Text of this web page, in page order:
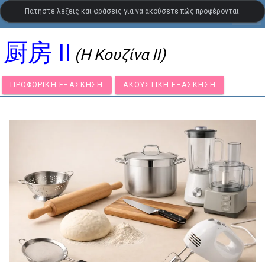
LanguageGuide.org•Οπτικό λεξιλόγιο κινεζικών settings
厨房 II (Η Κουζίνα II)
ΠΡΟΦΟΡΙΚΉ ΕΞΆΣΚΗΣΗ ΑΚΟΥΣΤΙΚΉ ΕΞΆΣΚΗΣΗ
Πατήστε λέξεις και φράσεις για να ακούσετε πώς προφέρονται.